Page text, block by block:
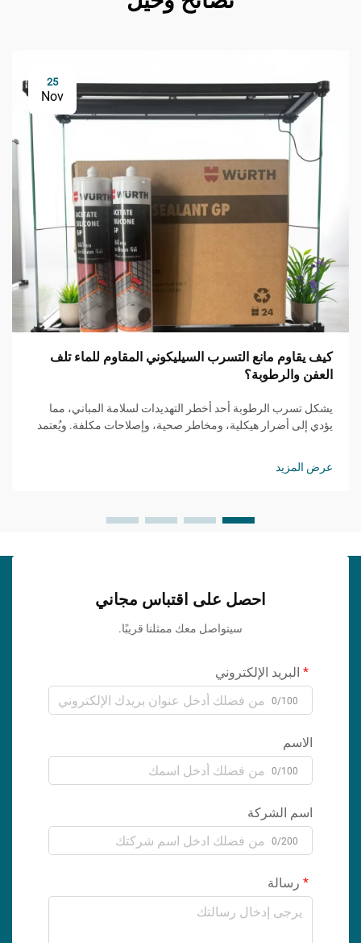
25
Nov
كيف يقاوم مانع التسرب السيليكوني المقاوم للماء تلف
العفن والرطوبة؟
يشكل تسرب الرطوبة أحد أخطر التهديدات لسلامة المباني، مما
يؤدي إلى أضرار هيكلية، ومخاطر صحية، وإصلاحات مكلفة. ويُعتمد
عرض المزيد
احصل على اقتباس مجاني
سيتواصل معك ممثلنا قريبًا.
البريد الإلكتروني
0/100
الاسم
0/100
اسم الشركة
0/200
رسالة